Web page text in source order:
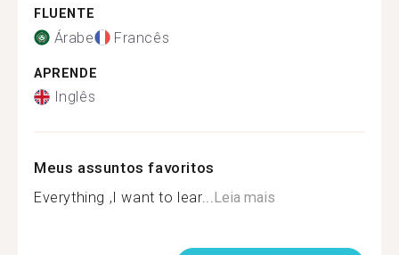
FLUENTE
Árabe Francês
APRENDE
Inglês
Meus assuntos favoritos
Everything ,I want to lear...Leia mais